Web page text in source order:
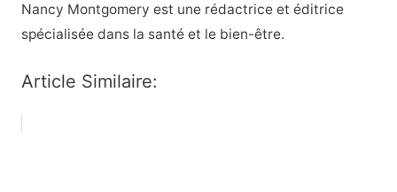
Nancy Montgomery est une rédactrice et éditrice
spécialisée dans la santé et le bien-être.
Article Similaire: